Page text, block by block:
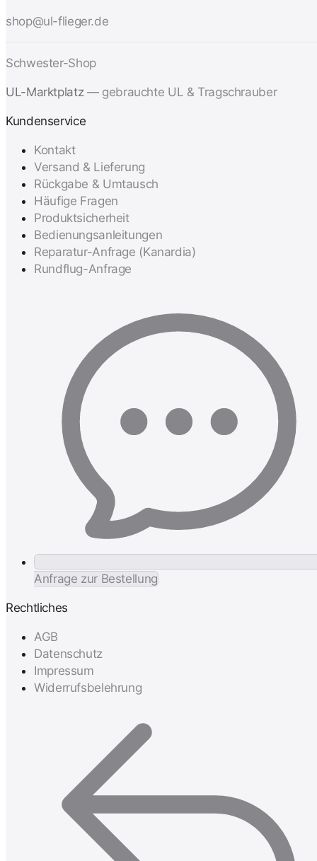
shop@ul-flieger.de
Schwester-Shop
UL-Marktplatz — gebrauchte UL & Tragschrauber
Kundenservice
Kontakt
Versand & Lieferung
Rückgabe & Umtausch
Häufige Fragen
Produktsicherheit
Bedienungsanleitungen
Reparatur-Anfrage (Kanardia)
Rundflug-Anfrage
Anfrage zur Bestellung
Rechtliches
AGB
Datenschutz
Impressum
Widerrufsbelehrung